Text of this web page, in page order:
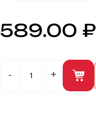
589.00 ₽